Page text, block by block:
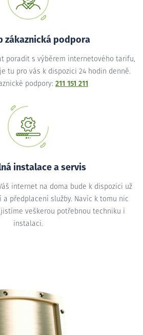
zákaznická podpora
poradit s výběrem internetového tarifu,
tu pro vás k dispozici 24 hodin denně.
podpory: 211 151 211
instalace a servis
internet na doma bude k dispozici už
a předplacení služby. Navíc k tomu nic
veškerou potřebnou techniku i
instalaci.